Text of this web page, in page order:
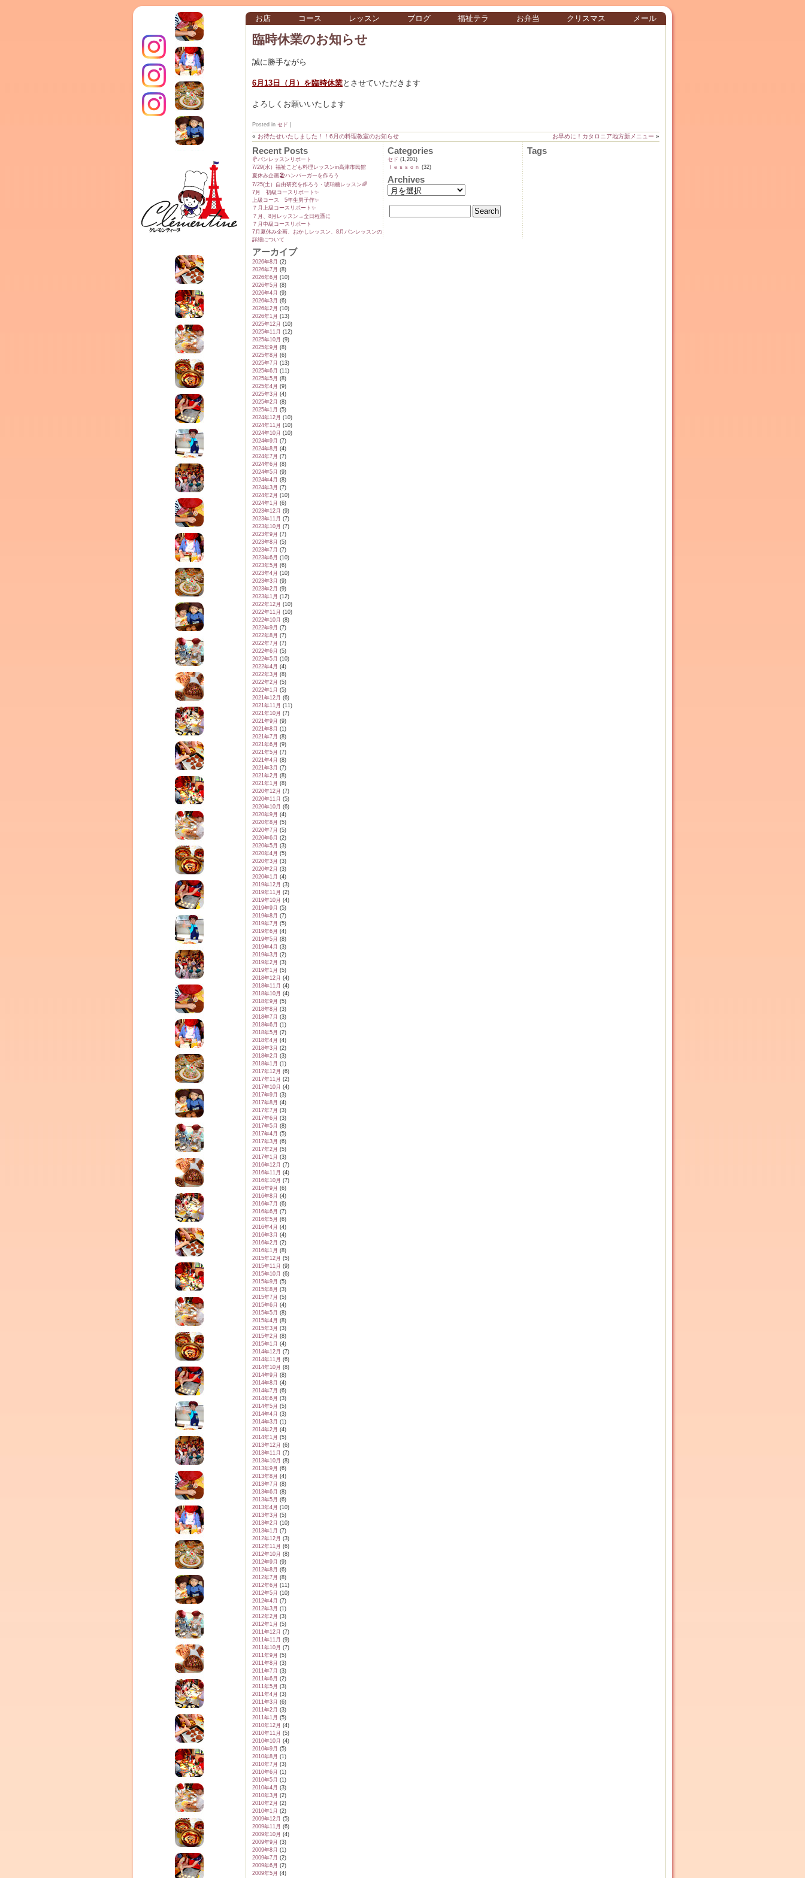
クレモンティーヌ – 新百合ヶ丘の料理教
室・テイクアウト Clémentine (produced
by CEDO)
お店 コース レッスン ブログ 福祉テラ お弁当 クリスマス メール
インス
タグラ
臨時休業のお知らせ
誠に勝手ながら
6月13日（月）を臨時休業とさせていただきます
よろしくお願いいたします
Posted in セド
« お待たせいたしました！！6月の料理教室のお知らせ お早めに！カタロニア地方新メニュー »
Recent Posts
🥐パンレッスンリポート
7/29(水）福祉こども料理レッスンin高津市民館
夏休み企画🏖️ハンバーガーを作ろう
7/25(土）自由研究を作ろう・琥珀糖レッスン🌈
7月 初級コースリポート✨️
上級コース 5年生男子作✨️
７月上級コースリポート✨️
７月、8月レッスン→全日程🈵に
７月中級コースリポート
7月夏休み企画、おかしレッスン、8月パンレッスンの
詳細について
アーカイブ
2026年8月 (2)
2026年7月 (8)
2026年6月 (10)
2026年5月 (8)
2026年4月 (9)
2026年3月 (6)
2026年2月 (10)
2026年1月 (13)
2025年12月 (10)
2025年11月 (12)
2025年10月 (9)
2025年9月 (8)
2025年8月 (6)
2025年7月 (13)
2025年6月 (11)
2025年5月 (8)
2025年4月 (9)
2025年3月 (4)
2025年2月 (8)
2025年1月 (5)
2024年12月 (10)
2024年11月 (10)
2024年10月 (10)
2024年9月 (7)
2024年8月 (4)
2024年7月 (7)
2024年6月 (8)
2024年5月 (9)
2024年4月 (8)
2024年3月 (7)
2024年2月 (10)
2024年1月 (6)
2023年12月 (9)
2023年11月 (7)
2023年10月 (7)
2023年9月 (7)
2023年8月 (5)
2023年7月 (7)
2023年6月 (10)
2023年5月 (6)
2023年4月 (10)
2023年3月 (9)
2023年2月 (9)
2023年1月 (12)
2022年12月 (10)
2022年11月 (10)
2022年10月 (8)
2022年9月 (7)
2022年8月 (7)
2022年7月 (7)
2022年6月 (5)
2022年5月 (10)
2022年4月 (4)
2022年3月 (8)
2022年2月 (5)
2022年1月 (5)
2021年12月 (6)
2021年11月 (11)
2021年10月 (7)
2021年9月 (9)
2021年8月 (1)
2021年7月 (8)
2021年6月 (9)
2021年5月 (7)
2021年4月 (8)
2021年3月 (7)
2021年2月 (8)
2021年1月 (8)
2020年12月 (7)
2020年11月 (5)
2020年10月 (6)
2020年9月 (4)
2020年8月 (5)
2020年7月 (5)
2020年6月 (2)
2020年5月 (3)
2020年4月 (5)
2020年3月 (3)
2020年2月 (3)
2020年1月 (4)
2019年12月 (3)
2019年11月 (2)
2019年10月 (4)
2019年9月 (5)
2019年8月 (7)
2019年7月 (5)
2019年6月 (4)
2019年5月 (8)
2019年4月 (3)
2019年3月 (2)
2019年2月 (3)
2019年1月 (5)
2018年12月 (4)
2018年11月 (4)
2018年10月 (4)
2018年9月 (5)
2018年8月 (3)
2018年7月 (3)
2018年6月 (1)
2018年5月 (2)
2018年4月 (4)
2018年3月 (2)
2018年2月 (3)
2018年1月 (1)
2017年12月 (6)
2017年11月 (2)
2017年10月 (4)
2017年9月 (3)
2017年8月 (4)
2017年7月 (3)
2017年6月 (3)
2017年5月 (8)
2017年4月 (5)
2017年3月 (6)
2017年2月 (5)
2017年1月 (3)
2016年12月 (7)
2016年11月 (4)
2016年10月 (7)
2016年9月 (6)
2016年8月 (4)
2016年7月 (6)
2016年6月 (7)
2016年5月 (6)
2016年4月 (4)
2016年3月 (4)
2016年2月 (2)
2016年1月 (8)
2015年12月 (5)
2015年11月 (9)
2015年10月 (6)
2015年9月 (5)
2015年8月 (3)
2015年7月 (5)
2015年6月 (4)
2015年5月 (8)
2015年4月 (8)
2015年3月 (3)
2015年2月 (8)
2015年1月 (4)
2014年12月 (7)
2014年11月 (6)
2014年10月 (8)
2014年9月 (8)
2014年8月 (4)
2014年7月 (6)
2014年6月 (3)
2014年5月 (5)
2014年4月 (3)
2014年3月 (1)
2014年2月 (4)
2014年1月 (5)
2013年12月 (6)
2013年11月 (7)
2013年10月 (8)
2013年9月 (6)
2013年8月 (4)
2013年7月 (8)
2013年6月 (8)
2013年5月 (6)
2013年4月 (10)
2013年3月 (5)
2013年2月 (10)
2013年1月 (7)
2012年12月 (3)
2012年11月 (6)
2012年10月 (8)
2012年9月 (9)
2012年8月 (6)
2012年7月 (8)
2012年6月 (11)
2012年5月 (10)
2012年4月 (7)
2012年3月 (1)
2012年2月 (3)
2012年1月 (5)
2011年12月 (7)
2011年11月 (9)
2011年10月 (7)
2011年9月 (5)
2011年8月 (3)
2011年7月 (3)
2011年6月 (2)
2011年5月 (3)
2011年4月 (3)
2011年3月 (6)
2011年2月 (3)
2011年1月 (5)
2010年12月 (4)
2010年11月 (5)
2010年10月 (4)
2010年9月 (5)
2010年8月 (1)
2010年7月 (3)
2010年6月 (1)
2010年5月 (1)
2010年4月 (3)
2010年3月 (2)
2010年2月 (2)
2010年1月 (2)
2009年12月 (5)
2009年11月 (6)
2009年10月 (4)
2009年9月 (3)
2009年8月 (1)
2009年7月 (2)
2009年6月 (2)
2009年5月 (4)
Categories
セド (1,201)
ｌｅｓｓｏｎ (32)
Archives
Tags